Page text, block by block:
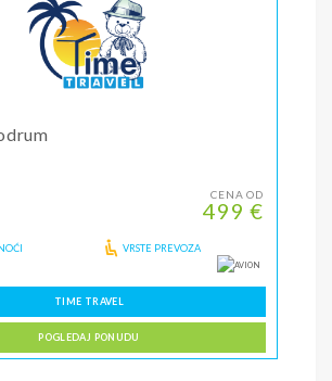
CENA OD
499 €
VRSTE PREVOZA
TIME TRAVEL
POGLEDAJ PONUDU